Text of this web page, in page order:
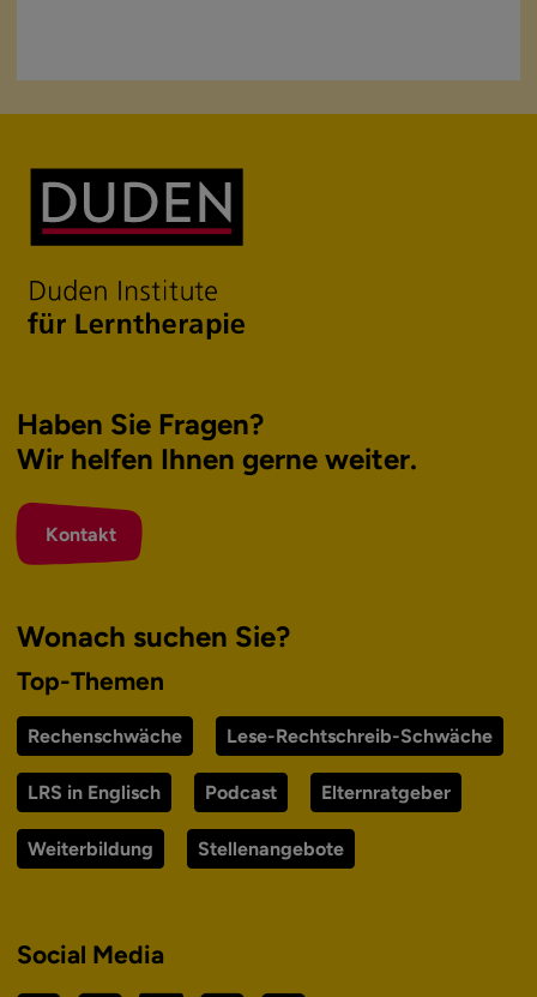
Haben Sie Fragen?
Wir helfen Ihnen gerne weiter.
Kontakt
Wonach suchen Sie?
Top-Themen
Rechenschwäche Lese-Rechtschreib-Schwäche
LRS in Englisch Podcast Elternratgeber
Weiterbildung Stellenangebote
Social Media